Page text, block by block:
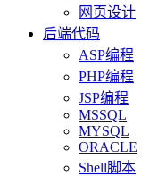
网页设计
后端代码
ASP编程
PHP编程
JSP编程
MSSQL
MYSQL
ORACLE
Shell脚本